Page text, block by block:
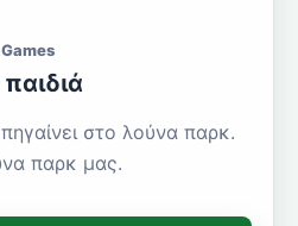
στο λούνα παρκ.
παρκ μας.